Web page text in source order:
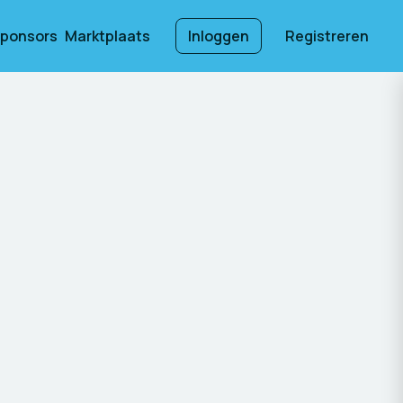
Marktplaats Inloggen Registreren